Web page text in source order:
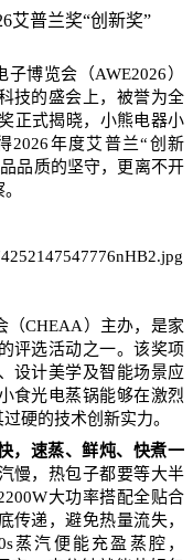
艾普兰奖“创新奖”
博览会（AWE2026）
技的盛会上，被誉为全
正式揭晓，小熊电器小
2026年度艾普兰“创新
品质的坚守，更离不开
（CHEAA）主办，是家
评选活动之一。该奖项
设计美学及智能场景应
食光电蒸锅能够在激烈
硬的技术创新实力。
，速蒸、鲜炖、快煮一
慢，热包子都要等大半
大功率搭配全贴合
传递，避免热量流失，
蒸汽便能充盈蒸腔，